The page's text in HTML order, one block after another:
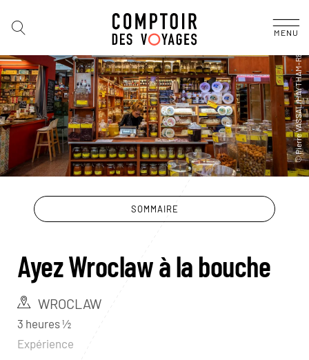
MENU
SOMMAIRE
Ayez Wroclaw à la bouche
WROCLAW
3 heures ½
Expérience